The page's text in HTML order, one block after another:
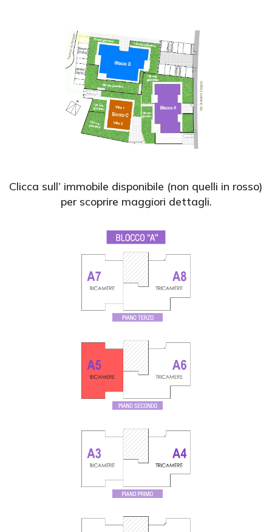
Clicca sull’ immobile disponibile (non quelli in rosso)
per scoprire maggiori dettagli.